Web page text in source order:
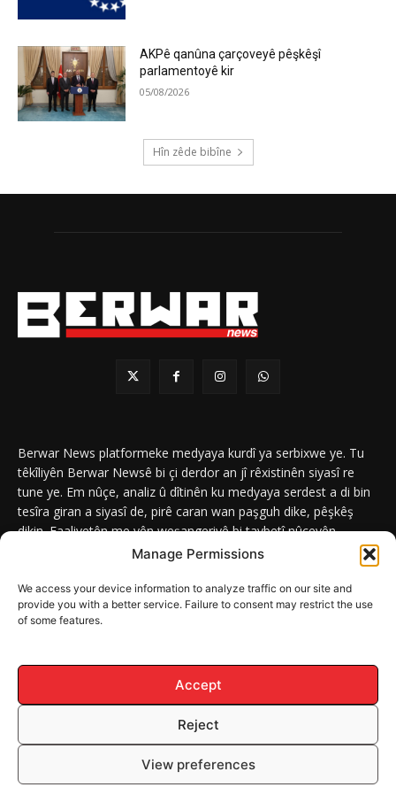
Manage Permissions
We access your device information to analyze traffic on our site and
provide you with a better service. Failure to consent may restrict the use
of some features.
Accept
Reject
View preferences
AKPê qanûna çarçoveyê pêşkêşî
parlamentoyê kir
05/08/2026
Hîn zêde bibîne
Berwar News platformeke medyaya kurdî ya serbixwe ye. Tu
têkîliyên Berwar Newsê bi çi derdor an jî rêxistinên siyasî re
tune ye. Em nûçe, analiz û dîtinên ku medyaya serdest a di bin
tesîra giran a siyasî de, pirê caran wan paşguh dike, pêşkêş
dikin. Faaliyetên me yên weşangeriyê bi taybetî nûçeyên
navneteweyî yên qeyranên siyasî û civakî û yên têkîlî kurdan e.
© Mafê Telîfê 2026, Hemû mafên naveroka malperê BERWAR NEWS